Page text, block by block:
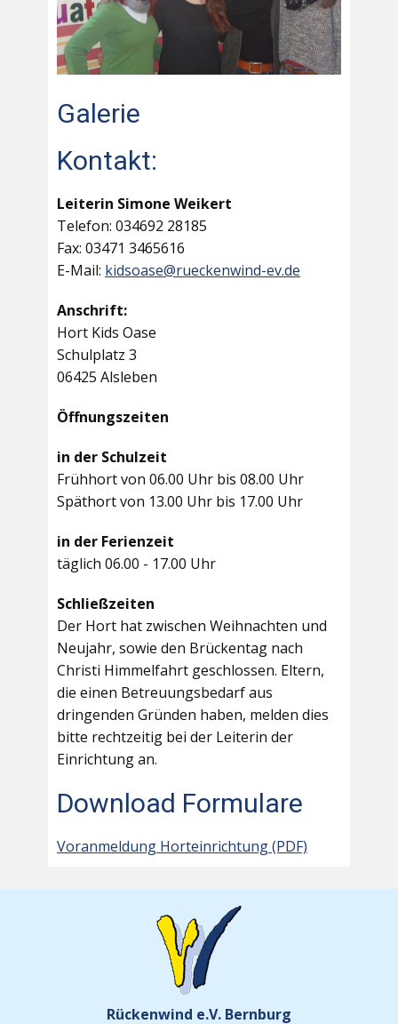
Galerie
Kontakt:
Leiterin Simone Weikert
Telefon: 034692 28185
Fax: 03471 3465616
E-Mail: kidsoase@rueckenwind-ev.de
Anschrift:
Hort Kids Oase
Schulplatz 3
06425 Alsleben
Öffnungszeiten
in der Schulzeit
Frühhort von 06.00 Uhr bis 08.00 Uhr
Späthort von 13.00 Uhr bis 17.00 Uhr
in der Ferienzeit
täglich 06.00 - 17.00 Uhr
Schließzeiten
Der Hort hat zwischen Weihnachten und
Neujahr, sowie den Brückentag nach
Christi Himmelfahrt geschlossen. Eltern,
die einen Betreuungsbedarf aus
dringenden Gründen haben, melden dies
bitte rechtzeitig bei der Leiterin der
Einrichtung an.
Download Formulare
Voranmeldung Horteinrichtung (PDF)
Rückenwind e.V. Bernburg